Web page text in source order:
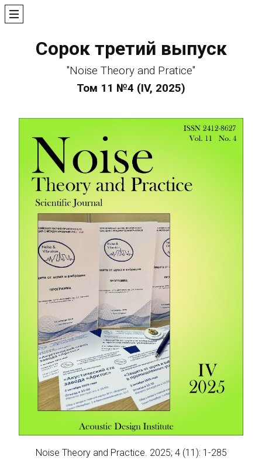
Сорок третий выпуск
"Noise Theory and Pratice"
Том 11 №4 (IV, 2025)
Noise Theory and Practice. 2025; 4 (11): 1-285